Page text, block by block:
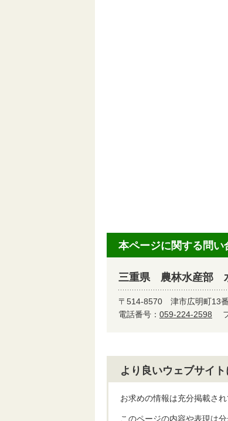
本ページに関する問い
三重県 農林水産部
〒514-8570 津市広明町13
電話番号： 059-224-2598
より良いウェブサイ
お求めの情報は充分掲載さ
このページの内容や表現は